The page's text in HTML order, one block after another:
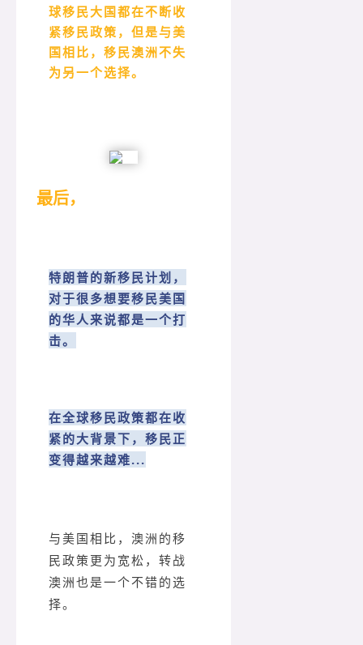
球移民大国都在不断收
紧移民政策，但是与美
国相比，移民澳洲不失
为另一个选择。
最后，
特朗普的新移民计划，
对于很多想要移民美国
的华人来说都是一个打
击。
在全球移民政策都在收
紧的大背景下，移民正
变得越来越难...
与美国相比，澳洲的移
民政策更为宽松，转战
澳洲也是一个不错的选
择。